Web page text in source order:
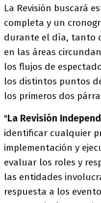
La Revisión buscará
completa y un
durante el día, tanto
en las áreas
los flujos de
los distintos puntos
los primeros dos
"La Revisión
identificar cualquier
implementación y
evaluar los roles y
las entidades
respuesta a los